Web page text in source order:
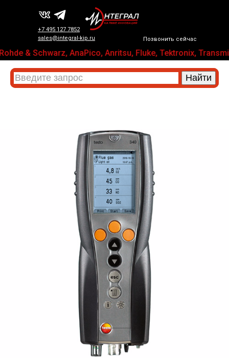
Позвонить сейчас
+7 495 127 7852
sales@integral-kip.ru
& Schwarz, AnaPico, Anritsu, Fluke, Tektronix,